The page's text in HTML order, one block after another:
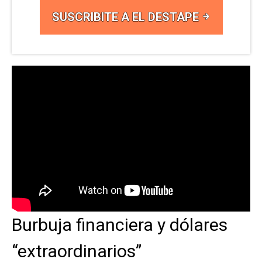
SUSCRIBITE A EL DESTAPE
Burbuja financiera y dólares
“extraordinarios”